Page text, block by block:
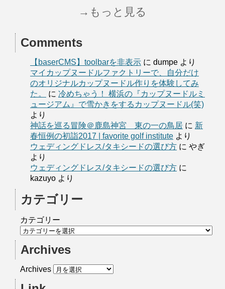
→もっと見る
Comments
【baserCMS】toolbarを非表示 に dumpe より
マイカップヌードルファクトリーで、自分だけ
のオリジナルカップヌードル作りを体験してみ
た。
に 冷めちゃう！ 横浜の『カップヌードルミ
ュージアム』で雪かきをするカップヌードル(笑)
より
神話を巡る冒険＠鹿島神宮 東の一の鳥居 に 新
春恒例の初詣2017 | favorite golf institute より
ウェディングドレス/タキシードの選び方 に やぎ
より
ウェディングドレス/タキシードの選び方 に
kazuyo より
カテゴリー
カテゴリー
Archives
Archives